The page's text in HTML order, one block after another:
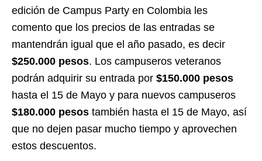
edición de Campus Party en Colombia les
comento que los precios de las entradas se
mantendrán igual que el año pasado, es decir
$250.000 pesos. Los campuseros veteranos
podrán adquirir su entrada por $150.000 pesos
hasta el 15 de Mayo y para nuevos campuseros
$180.000 pesos también hasta el 15 de Mayo, así
que no dejen pasar mucho tiempo y aprovechen
estos descuentos.